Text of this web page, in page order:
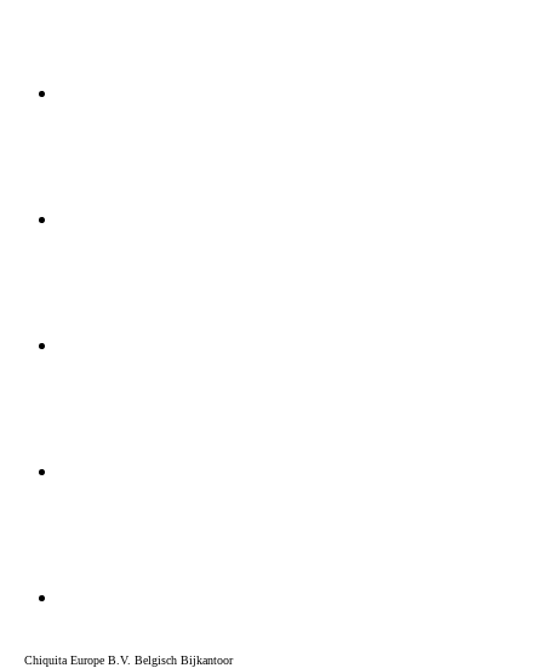
Chiquita Europe B.V. Belgisch Bijkantoor